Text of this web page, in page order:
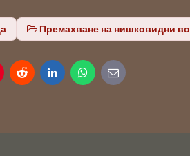
Премахване на нишковидни
RedditLinkedInWhatsApp
E-
mail